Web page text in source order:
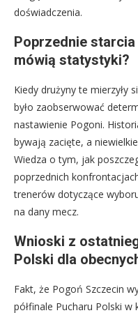
doświadczenia.
Poprzednie
mówią statystyki?
Kiedy drużyny te mierzyły
było zaobserwować
nastawienie Pogoni.
bywają zacięte, a
Wiedza o tym, jak
poprzednich
trenerów dotyczące
na dany mecz.
Wnioski z
Polski dla
Fakt, że Pogoń Szczecin
półfinale Pucharu Polski